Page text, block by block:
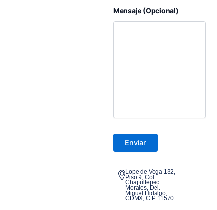
Mensaje (Opcional)
Lope de Vega 132,
Piso 9, Col.
Chapultepec
Morales, Del.
Miguel Hidalgo,
CDMX, C.P. 11570